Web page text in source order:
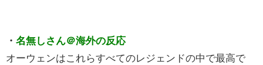
・ 名無しさん＠海外の反応
オーウェンはこれらすべてのレジェンドの中で最高で